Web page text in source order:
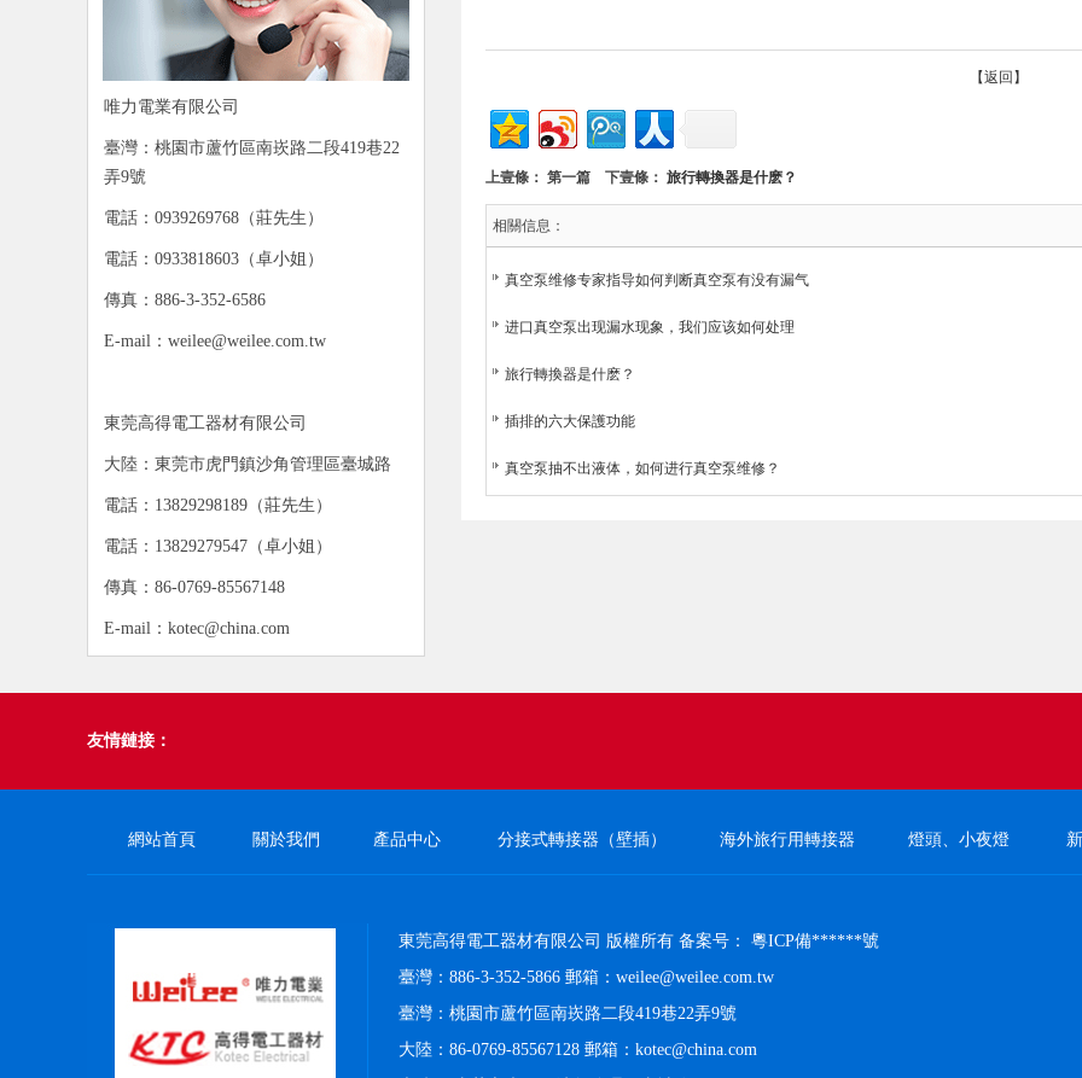
唯力電業有限公司
臺灣：桃園市蘆竹區南崁路二段419巷22
弄9號
電話：0939269768（莊先生）
電話：0933818603（卓小姐）
傳真：886-3-352-6586
E-mail：weilee@weilee.com.tw
東莞高得電工器材有限公司
大陸：東莞市虎門鎮沙角管理區臺城路
電話：13829298189（莊先生）
電話：13829279547（卓小姐）
傳真：86-0769-85567148
E-mail：kotec@china.com
【返回】
上壹條： 第一篇 下壹條： 旅行轉換器是什麽？
相關信息：
真空泵维修专家指导如何判断真空泵有没有漏气
进口真空泵出现漏水现象，我们应该如何处理
旅行轉換器是什麽？
插排的六大保護功能
真空泵抽不出液体，如何进行真空泵维修？
友情鏈接：
網站首頁 關於我們 產品中心 分接式轉接器（壁插） 海外旅行用轉接器 燈頭、小夜燈
東莞高得電工器材有限公司 版權所有 备案号： 粵ICP備******號
臺灣：886-3-352-5866 郵箱：weilee@weilee.com.tw
臺灣：桃園市蘆竹區南崁路二段419巷22弄9號
大陸：86-0769-85567128 郵箱：kotec@china.com